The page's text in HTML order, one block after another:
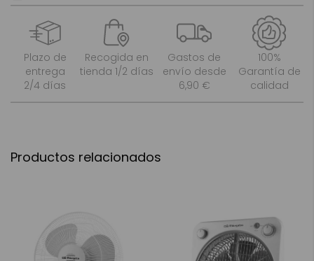
Plazo de
entrega
2/4 días
Recogida en
tienda 1/2 días
Gastos de
envío desde
6,90 €
100%
Garantía de
calidad
Productos relacionados